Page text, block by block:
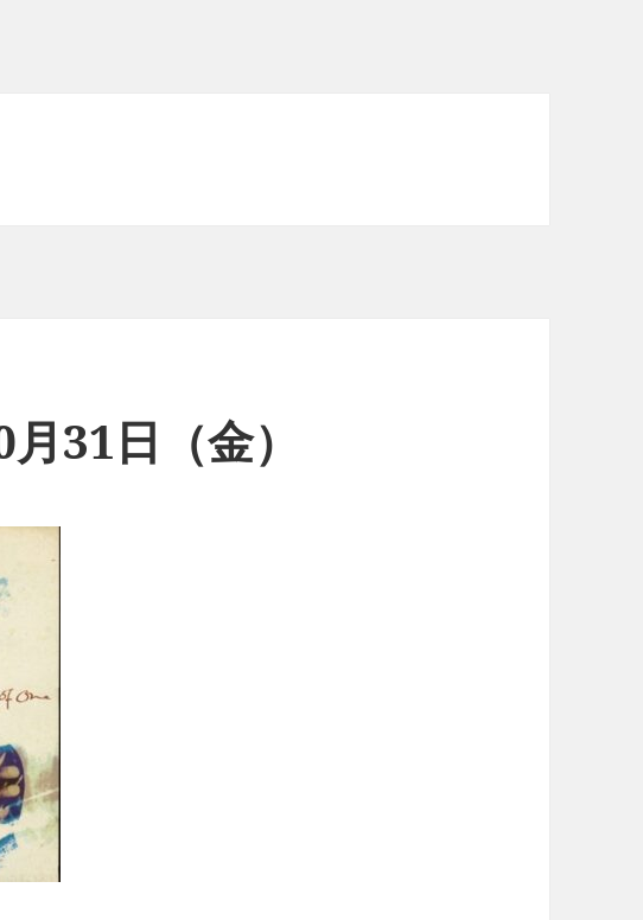
31日（金）